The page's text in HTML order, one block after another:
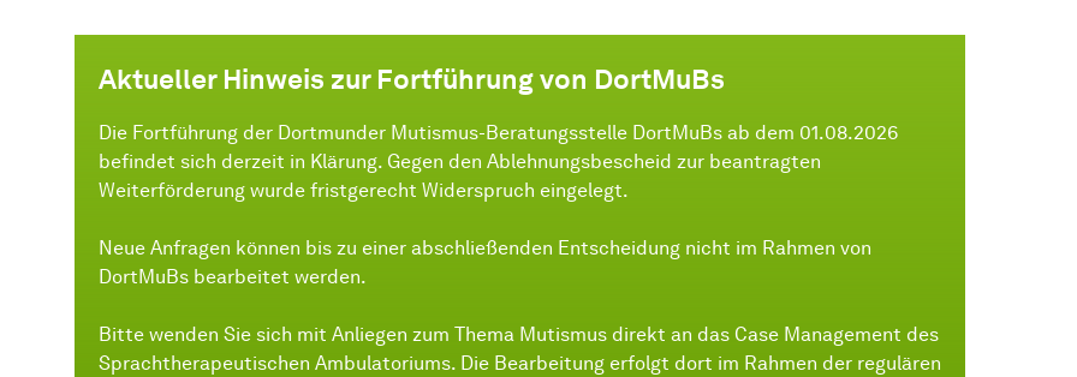
Aktueller Hinweis zur Fortführung von DortMuBs
Die Fortführung der Dortmunder Mutismus-Beratungsstelle DortMuBs ab dem 01.08.2026
befindet sich derzeit in Klärung. Gegen den Ablehnungsbescheid zur beantragten
Weiterförderung wurde fristgerecht Widerspruch eingelegt.
Neue Anfragen können bis zu einer abschließenden Entscheidung nicht im Rahmen von
DortMuBs bearbeitet werden.
Bitte wenden Sie sich mit Anliegen zum Thema Mutismus direkt an das Case Management des
Sprachtherapeutischen Ambulatoriums. Die Bearbeitung erfolgt dort im Rahmen der regulären